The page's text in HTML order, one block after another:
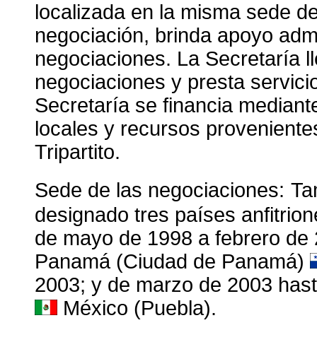
localizada en la misma sede
negociación, brinda apoyo
negociaciones. La Secretaría
negociaciones y presta
Secretaría se financia
locales y recursos
Tripartito.
Sede de las negociaciones:
designado tres países
de mayo de 1998 a febrero
Panamá (Ciudad de Panamá)
2003; y de marzo de 2003
México (Puebla).